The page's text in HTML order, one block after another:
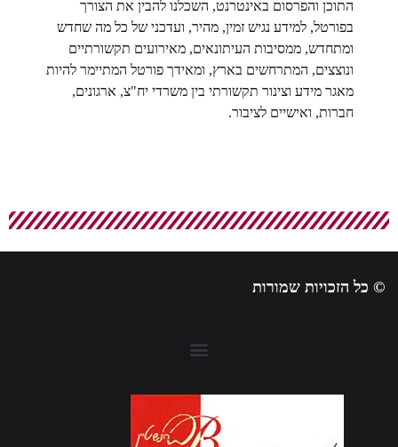
התוכן והפרסום באינטרנט, השכלנו להבין את הצורך
בפורטל, למידע נגיש זמין, מהיר, ועדכני של כל מה שחדש
ומתחדש, ממסיבות העיתונאים, מאירועים תקשורתיים
ונוצצים, המתרחשים בארץ, ומאידך פורטל המתיימר להיות
מאגר מידע וצינור תקשורתי בין משרדי יח"צ, ארגונים,
חברות, ואישיים לציבור.
© כל הזכויות שמורות